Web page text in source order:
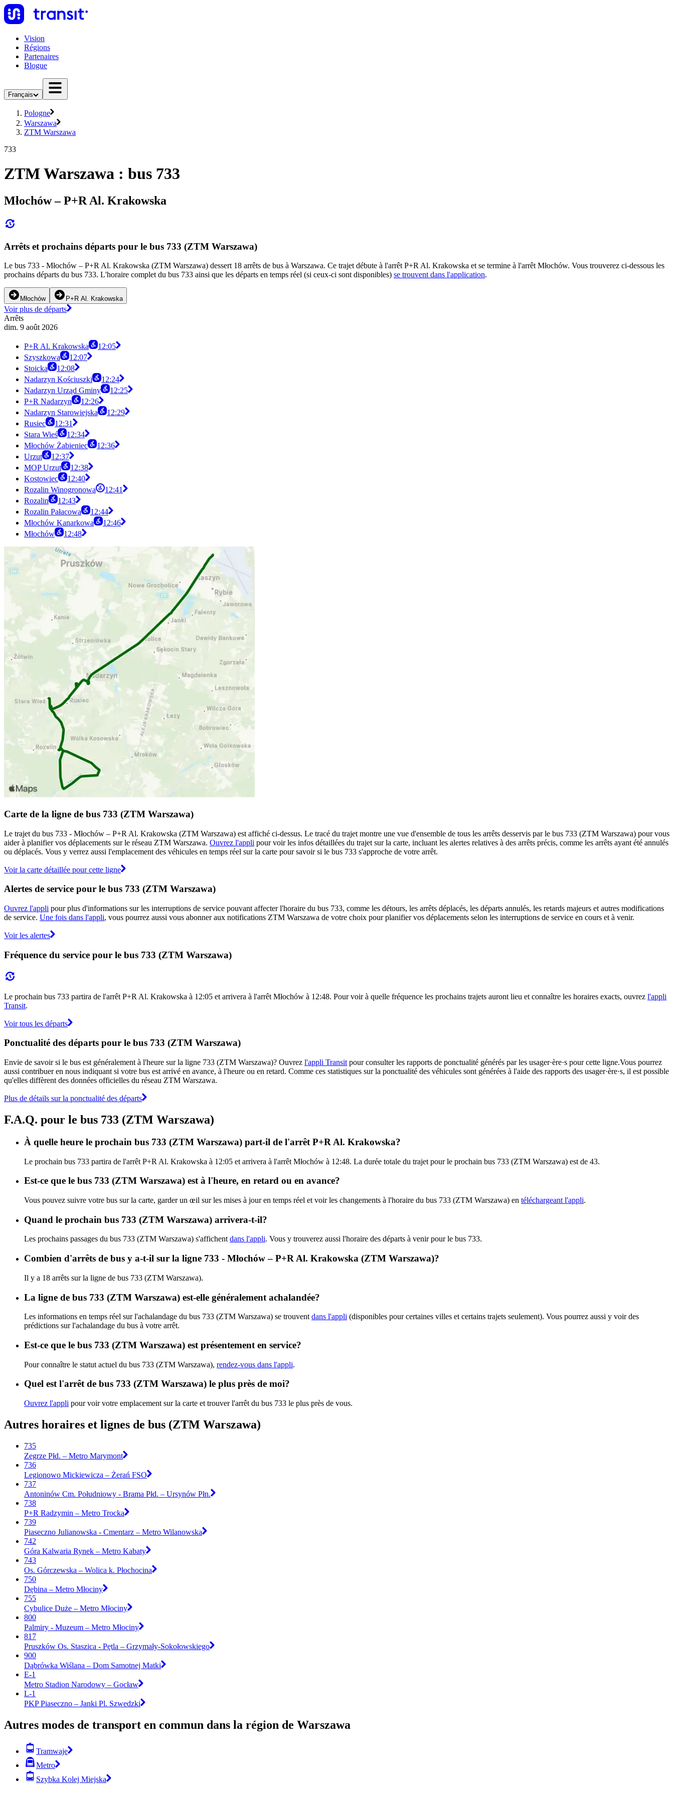
Vision
Régions
Partenaires
Blogue
Français
Pologne
Warszawa
ZTM Warszawa
733
ZTM Warszawa : bus 733
Młochów – P+R Al. Krakowska
Arrêts et prochains départs pour le bus 733 (ZTM Warszawa)
Le bus 733 - Młochów – P+R Al. Krakowska (ZTM Warszawa) dessert 18 arrêts de bus à Warszawa. Ce trajet débute à l'arrêt P+R Al. Krakowska et se termine à l'arrêt Młochów. Vous trouverez ci-dessous les
prochains départs du bus 733. L'horaire complet du bus 733 ainsi que les départs en temps réel (si ceux-ci sont disponibles) se trouvent dans l'application.
Młochów P+R Al. Krakowska
Voir plus de départs
Arrêts
dim. 9 août 2026
P+R Al. Krakowska
12:05
Szyszkowa
12:07
Stoicka
12:08
Nadarzyn Kościuszki
12:24
Nadarzyn Urząd Gminy
12:25
P+R Nadarzyn
12:26
Nadarzyn Starowiejska
12:29
Rusiec
12:31
Stara Wieś
12:34
Młochów Żabieniec
12:36
Urzut
12:37
MOP Urzut
12:38
Kostowiec
12:40
Rozalin Winogronowa
12:41
Rozalin
12:43
Rozalin Pałacowa
12:44
Młochów Kanarkowa
12:46
Młochów
12:48
Carte de la ligne de bus 733 (ZTM Warszawa)
Le trajet du bus 733 - Młochów – P+R Al. Krakowska (ZTM Warszawa) est affiché ci-dessus. Le tracé du trajet montre une vue d'ensemble de tous les arrêts desservis par le bus 733 (ZTM Warszawa) pour vous
aider à planifier vos déplacements sur le réseau ZTM Warszawa. Ouvrez l'appli pour voir les infos détaillées du trajet sur la carte, incluant les alertes relatives à des arrêts précis, comme les arrêts ayant été annulés
ou déplacés. Vous y verrez aussi l'emplacement des véhicules en temps réel sur la carte pour savoir si le bus 733 s'approche de votre arrêt.
Voir la carte détaillée pour cette ligne
Alertes de service pour le bus 733 (ZTM Warszawa)
Ouvrez l'appli pour plus d'informations sur les interruptions de service pouvant affecter l'horaire du bus 733, comme les détours, les arrêts déplacés, les départs annulés, les retards majeurs et autres modifications
de service. Une fois dans l'appli, vous pourrez aussi vous abonner aux notifications ZTM Warszawa de votre choix pour planifier vos déplacements selon les interruptions de service en cours et à venir.
Voir les alertes
Fréquence du service pour le bus 733 (ZTM Warszawa)
Le prochain bus 733 partira de l'arrêt P+R Al. Krakowska à 12:05 et arrivera à l'arrêt Młochów à 12:48. Pour voir à quelle fréquence les prochains trajets auront lieu et connaître les horaires exacts, ouvrez l'appli
Transit.
Voir tous les départs
Ponctualité des départs pour le bus 733 (ZTM Warszawa)
Envie de savoir si le bus est généralement à l'heure sur la ligne 733 (ZTM Warszawa)? Ouvrez l'appli Transit pour consulter les rapports de ponctualité générés par les usager·ère·s pour cette ligne.Vous pourrez
aussi contribuer en nous indiquant si votre bus est arrivé en avance, à l'heure ou en retard. Comme ces statistiques sur la ponctualité des véhicules sont générées à l'aide des rapports des usager·ère·s, il est possible
qu'elles diffèrent des données officielles du réseau ZTM Warszawa.
Plus de détails sur la ponctualité des départs
F.A.Q. pour le bus 733 (ZTM Warszawa)
À quelle heure le prochain bus 733 (ZTM Warszawa) part-il de l'arrêt P+R Al. Krakowska?
Le prochain bus 733 partira de l'arrêt P+R Al. Krakowska à 12:05 et arrivera à l'arrêt Młochów à 12:48. La durée totale du trajet pour le prochain bus 733 (ZTM Warszawa) est de 43.
Est-ce que le bus 733 (ZTM Warszawa) est à l'heure, en retard ou en avance?
Vous pouvez suivre votre bus sur la carte, garder un œil sur les mises à jour en temps réel et voir les changements à l'horaire du bus 733 (ZTM Warszawa) en téléchargeant l'appli.
Quand le prochain bus 733 (ZTM Warszawa) arrivera-t-il?
Les prochains passages du bus 733 (ZTM Warszawa) s'affichent dans l'appli. Vous y trouverez aussi l'horaire des départs à venir pour le bus 733.
Combien d'arrêts de bus y a-t-il sur la ligne 733 - Młochów – P+R Al. Krakowska (ZTM Warszawa)?
Il y a 18 arrêts sur la ligne de bus 733 (ZTM Warszawa).
La ligne de bus 733 (ZTM Warszawa) est-elle généralement achalandée?
Les informations en temps réel sur l'achalandage du bus 733 (ZTM Warszawa) se trouvent dans l'appli (disponibles pour certaines villes et certains trajets seulement). Vous pourrez aussi y voir des
prédictions sur l'achalandage du bus à votre arrêt.
Est-ce que le bus 733 (ZTM Warszawa) est présentement en service?
Pour connaître le statut actuel du bus 733 (ZTM Warszawa), rendez-vous dans l'appli.
Quel est l'arrêt de bus 733 (ZTM Warszawa) le plus près de moi?
Ouvrez l'appli pour voir votre emplacement sur la carte et trouver l'arrêt du bus 733 le plus près de vous.
Autres horaires et lignes de bus (ZTM Warszawa)
735
Zegrze Płd. – Metro Marymont
736
Legionowo Mickiewicza – Żerań FSO
737
Antoninów Cm. Południowy - Brama Płd. – Ursynów Płn.
738
P+R Radzymin – Metro Trocka
739
Piaseczno Julianowska - Cmentarz – Metro Wilanowska
742
Góra Kalwaria Rynek – Metro Kabaty
743
Os. Górczewska – Wolica k. Płochocina
750
Dębina – Metro Młociny
755
Cybulice Duże – Metro Młociny
800
Palmiry - Muzeum – Metro Młociny
817
Pruszków Os. Staszica - Pętla – Grzymały-Sokołowskiego
900
Dąbrówka Wiślana – Dom Samotnej Matki
E-1
Metro Stadion Narodowy – Gocław
L-1
PKP Piaseczno – Janki Pl. Szwedzki
Autres modes de transport en commun dans la région de Warszawa
Tramwaje
Metro
Szybka Kolej Miejska